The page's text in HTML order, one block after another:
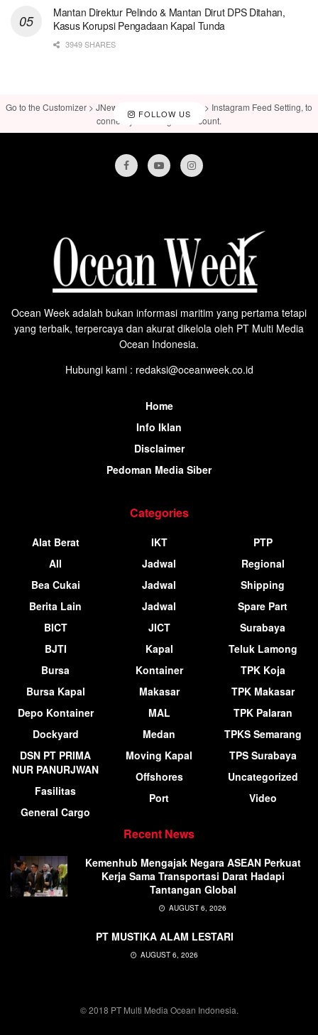
Mantan Direktur Pelindo & Mantan Dirut DPS Ditahan,
Kasus Korupsi Pengadaan Kapal Tunda
3949 SHARES
FOLLOW US
Go to the Customizer > JNews : Social, Like & View > Instagram Feed Setting, to
connect your Instagram account.
Ocean Week adalah bukan informasi maritim yang pertama tetapi
yang terbaik, terpercaya dan akurat dikelola oleh PT Multi Media
Ocean Indonesia.
Hubungi kami : redaksi@oceanweek.co.id
Home
Info Iklan
Disclaimer
Pedoman Media Siber
Categories
Alat Berat
All
Bea Cukai
Berita Lain
BICT
BJTI
Bursa
Bursa Kapal
Depo Kontainer
Dockyard
DSN PT PRIMA
NUR PANURJWAN
Fasilitas
General Cargo
IKT
Jadwal
Jadwal
Jadwal
JICT
Kapal
Kontainer
Makasar
MAL
Medan
Moving Kapal
Offshores
Port
PTP
Regional
Shipping
Spare Part
Surabaya
Teluk Lamong
TPK Koja
TPK Makasar
TPK Palaran
TPKS Semarang
TPS Surabaya
Uncategorized
Video
Recent News
Kemenhub Mengajak Negara ASEAN Perkuat
Kerja Sama Transportasi Darat Hadapi
Tantangan Global
AUGUST 6, 2026
PT MUSTIKA ALAM LESTARI
AUGUST 6, 2026
© 2018 PT Multi Media Ocean Indonesia.